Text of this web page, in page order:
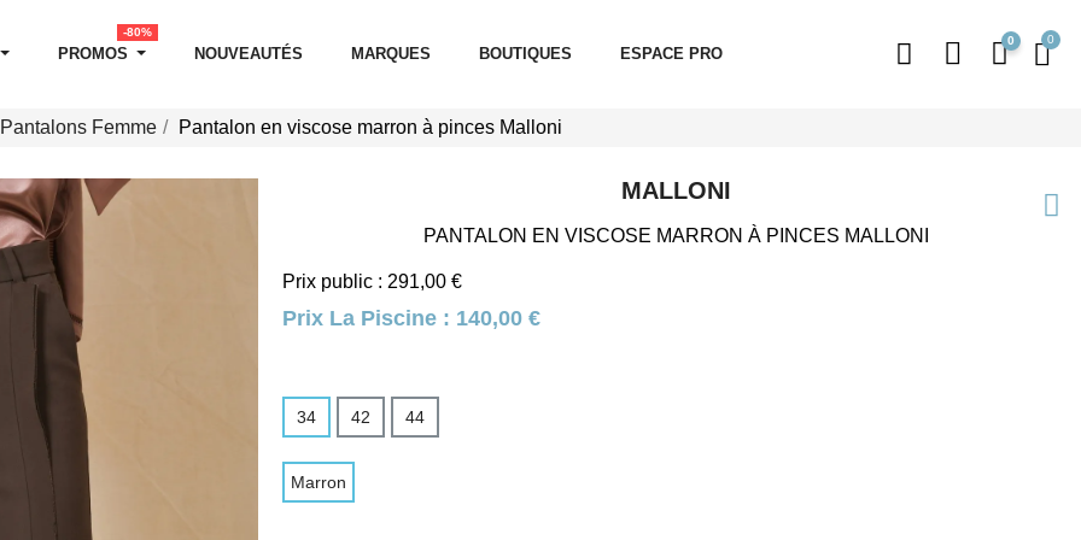
PROMOS
-80%
NOUVEAUTÉS MARQUES BOUTIQUES ESPACE PRO
0
Pantalons Femme Pantalon en viscose marron à pinces Malloni
MALLONI
PANTALON EN VISCOSE MARRON À PINCES MALLONI
Prix public : 291,00 €
Prix La Piscine : 140,00 €
34 42 44
Marron